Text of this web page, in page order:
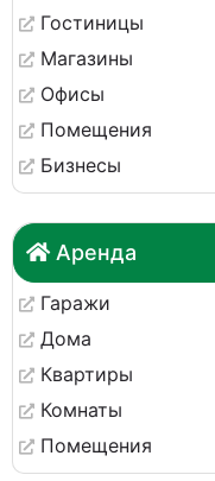
Гостиницы
Магазины
Офисы
Помещения
Бизнесы
Аренда
Гаражи
Дома
Квартиры
Комнаты
Помещения